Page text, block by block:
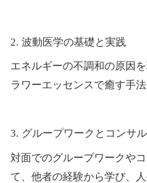
2. 波動医学の基礎と実践
エネルギーの不調和の原因
ラワーエッセンスで癒す手法
3. グループワークとコンサ
対面でのグループワークや
て、他者の経験から学び、